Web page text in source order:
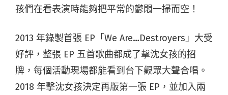
孩們在看表演時能夠把平常的鬱悶一掃而空！
2013 年錄製首張 EP「We Are…Destroyers」大受
好評，整張 EP 五首歌曲都成了擊沈女孩的招
牌，每個活動現場都能看到台下觀眾大聲合唱。
2018 年擊沈女孩決定再版第一張 EP，並加入兩